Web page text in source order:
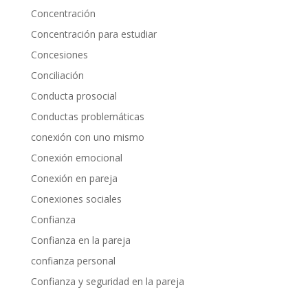
Concentración
Concentración para estudiar
Concesiones
Conciliación
Conducta prosocial
Conductas problemáticas
conexión con uno mismo
Conexión emocional
Conexión en pareja
Conexiones sociales
Confianza
Confianza en la pareja
confianza personal
Confianza y seguridad en la pareja